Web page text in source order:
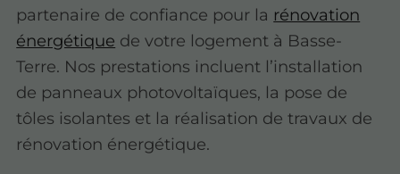
partenaire de confiance pour la rénovation
énergétique de votre logement à Basse-
Terre. Nos prestations incluent l’installation
de panneaux photovoltaïques, la pose de
tôles isolantes et la réalisation de travaux de
rénovation énergétique.